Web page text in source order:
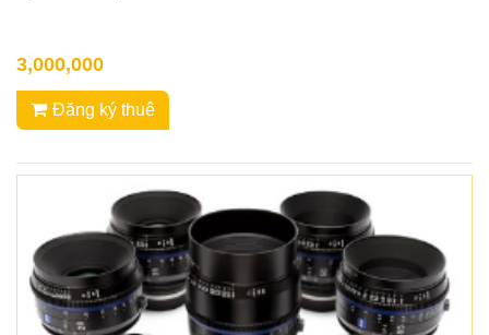
3,000,000
Đăng ký thuê